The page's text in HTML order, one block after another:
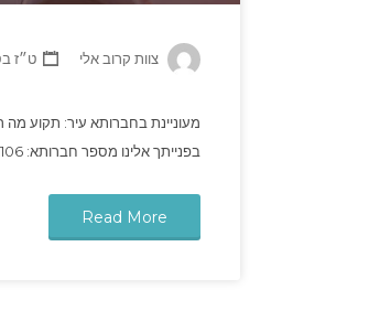
צוות קרוב אלי ט״ז
מעוניינת בחברותא עיר: תקוע מה
בפנייתך אלינו מספר חברותא: POT2106
Read More